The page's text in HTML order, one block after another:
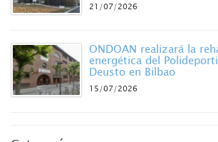
21/07/2026
ONDOAN realizará la
energética del
Deusto en Bilbao
15/07/2026